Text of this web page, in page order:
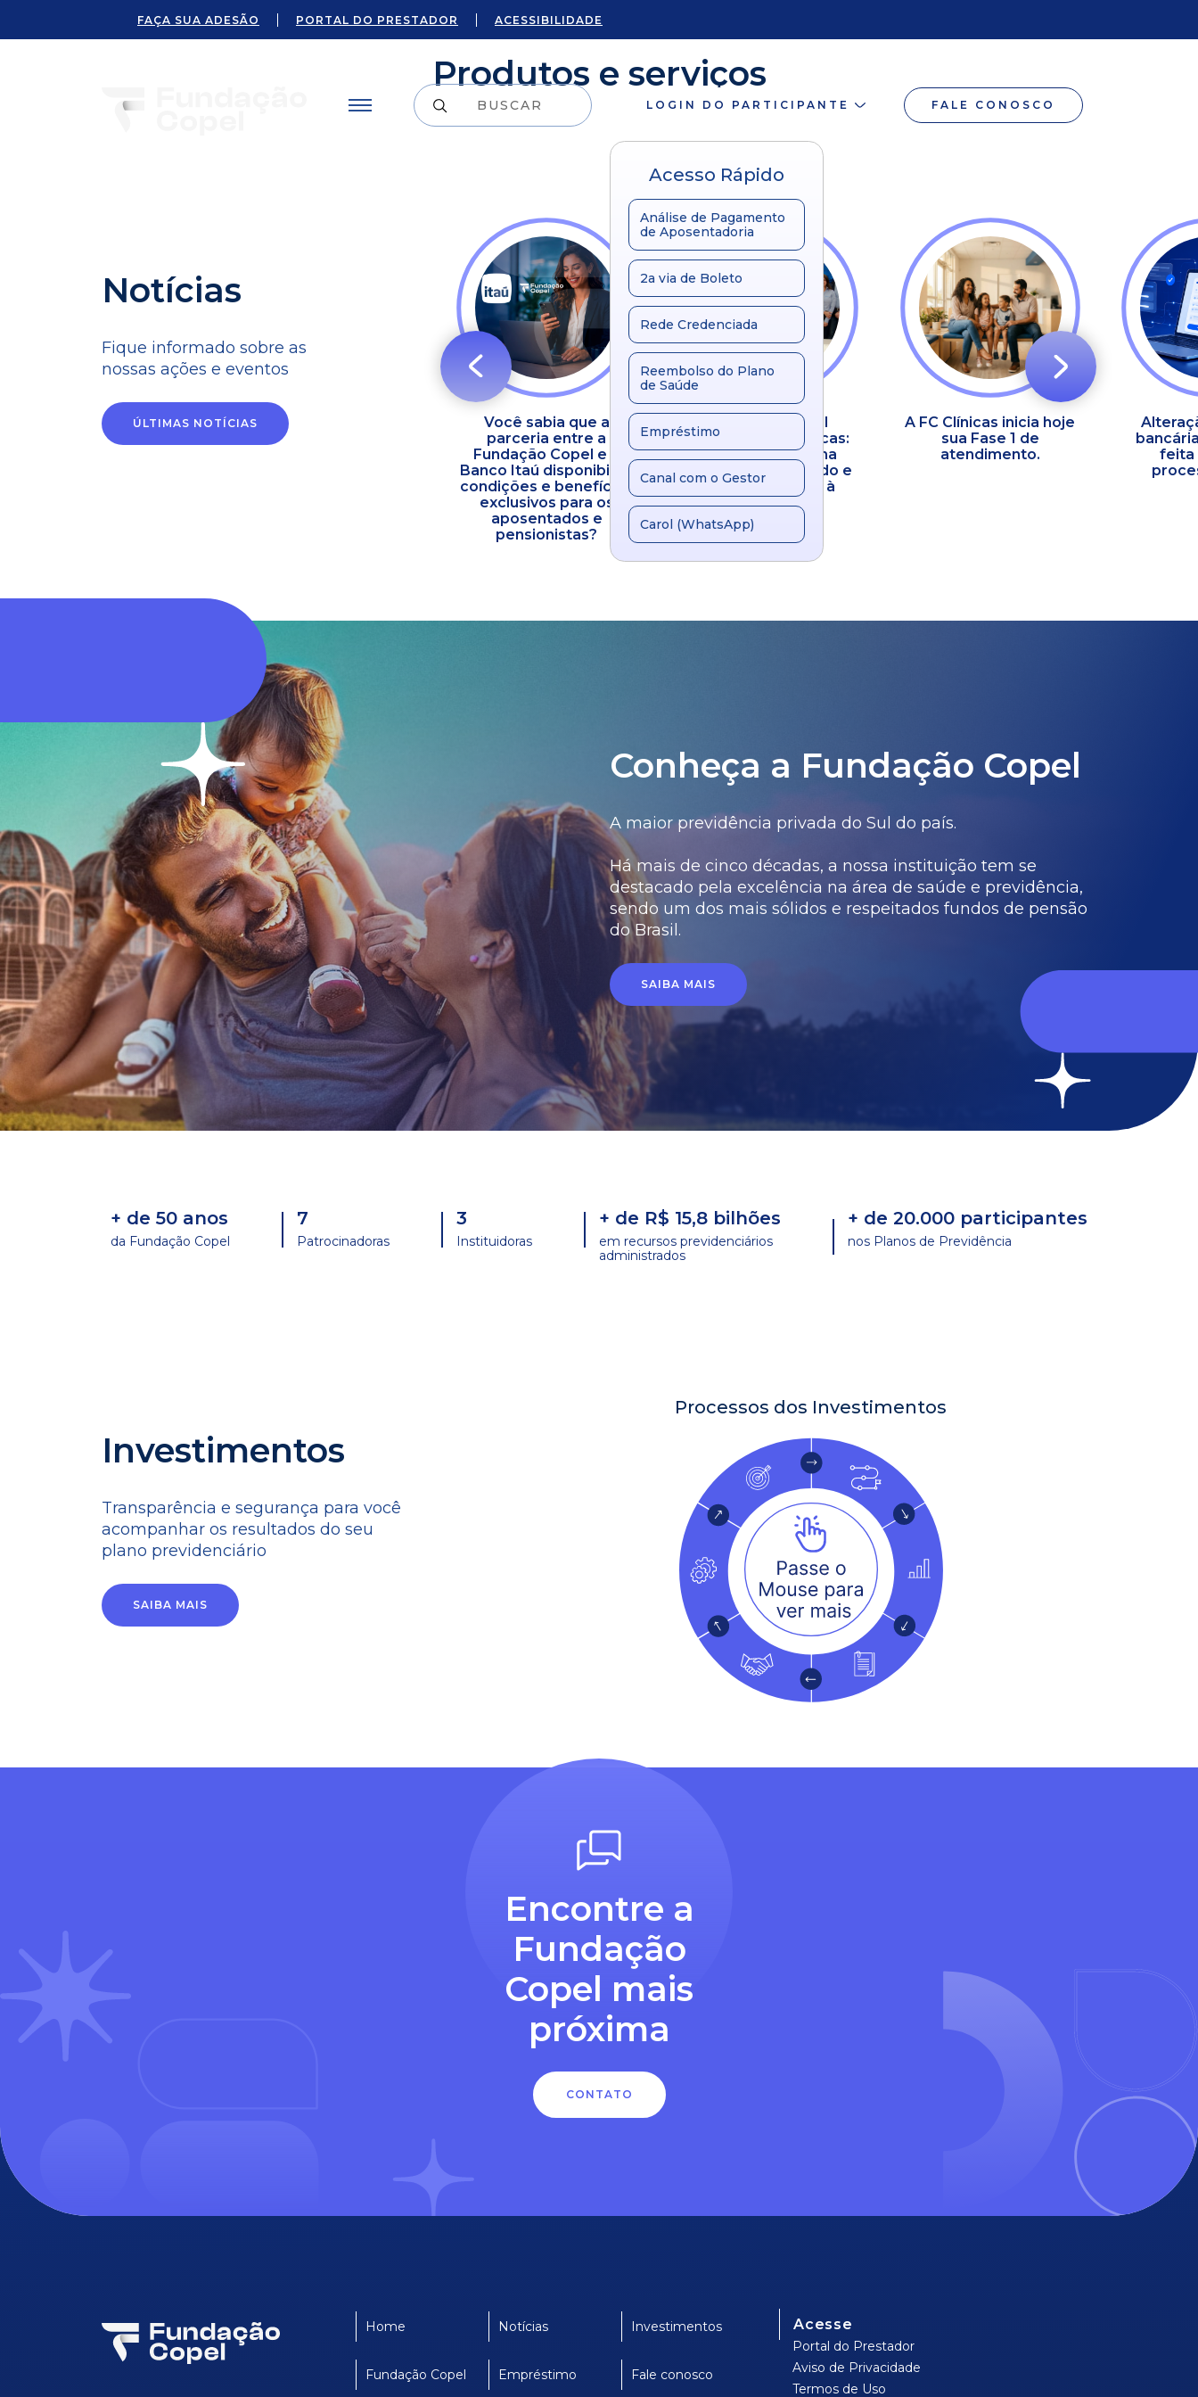
FAÇA SUA ADESÃO PORTAL DO PRESTADOR ACESSIBILIDADE
LOGIN DO PARTICIPANTE FALE CONOSCO
Acesso Rápido
Análise de Pagamento
de Aposentadoria
2a via de Boleto
Rede Credenciada
Reembolso do Plano
de Saúde
Empréstimo
Canal com o Gestor
Carol (WhatsApp)
Produtos e serviços
Notícias
Fique informado sobre as
nossas ações e eventos
ÚLTIMAS NOTÍCIAS
Alteração de conta
bancária passa a ser
Horário de
atendimento na
Você sabia que a
parceria entre a
Fundação Copel e o
Banco Itaú disponibiliza
condições e benefícios
exclusivos para os
aposentados e
pensionistas?
Fundação Copel
inaugura a FC Clínicas:
Um novo marco na
evolução do cuidado e
atenção integral à
saúde
A FC Clínicas inicia hoje
sua Fase 1 de
atendimento.
feita
Conheça a Fundação Copel
A maior previdência privada do Sul do país.
Há mais de cinco décadas, a nossa instituição tem se
destacado pela excelência na área de saúde e previdência,
sendo um dos mais sólidos e respeitados fundos de pensão
do Brasil.
SAIBA MAIS
+ de 50 anos
da Fundação Copel
7
Patrocinadoras
3
Instituidoras
+ de R$ 15,8 bilhões
em recursos previdenciários
administrados
+ de 20.000 participantes
nos Planos de Previdência
Investimentos
Transparência e segurança para você
acompanhar os resultados do seu
plano previdenciário
SAIBA MAIS
Processos dos Investimentos
Encontre a
Fundação
Copel mais
próxima
CONTATO
Home Notícias Investimentos
Fundação Copel Empréstimo Fale conosco
Acesse
Portal do Prestador
Aviso de Privacidade
Termos de Uso